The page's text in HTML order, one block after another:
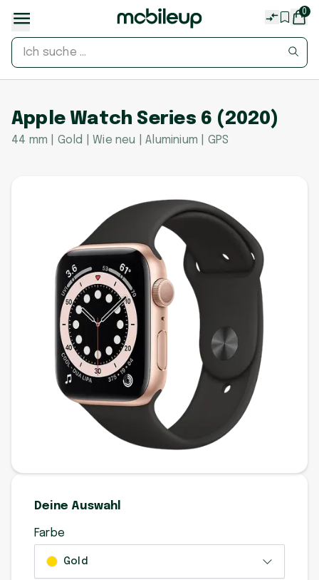
0
Apple Watch Series 6 (2020)
44 mm | Gold | Wie neu | Aluminium | GPS
Deine Auswahl
Farbe
Gold